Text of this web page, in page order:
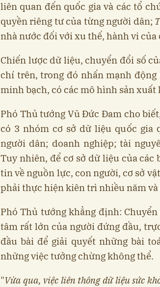
liên quan đến quốc gia và các tổ
quyền riêng tư của từng người dân;
nhà nước đối với xu thế, hành vi của
Chiến lược dữ liệu, chuyển đổi số
chí trên, trong đó nhấn mạnh
minh bạch, có các mô hình sản
Phó Thủ tướng Vũ Đức Đam cho
có 3 nhóm cơ sở dữ liệu quốc gia
người dân; doanh nghiệp; tài
Tuy nhiên, để cơ sở dữ liệu của các
tin về nguồn lực, con người, cơ sở
phải thực hiện kiên trì nhiều năm
Phó Thủ tướng khẳng định: Chuyển
tâm rất lớn của người đứng đầu,
đầu bài để giải quyết những bài
những việc tưởng chừng không thể.
"Vừa qua, việc liên thông dữ liệu sức